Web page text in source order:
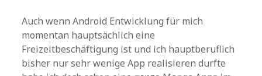
Auch wenn Android Entwicklung für mich
momentan hauptsächlich eine
Freizeitbeschäftigung ist und ich hauptberuflich
bisher nur sehr wenige App realisieren durfte